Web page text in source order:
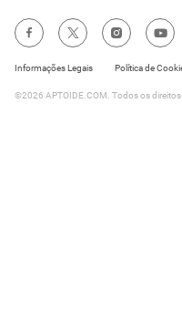
Informações Legais Política de
©2026 APTOIDE.COM. Todos os direitos